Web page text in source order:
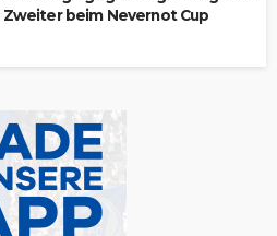
Zweiter beim Nevernot Cup